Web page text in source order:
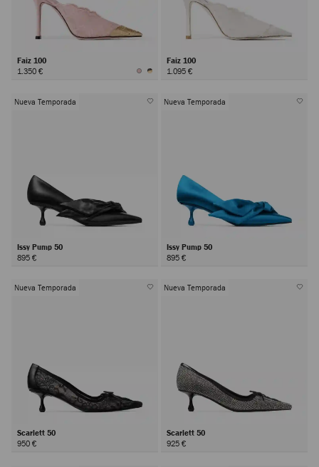
Faiz 100
1.350 €
Faiz 100
1.095 €
Nueva Temporada
Issy Pump 50
895 €
Nueva Temporada
Issy Pump 50
895 €
Nueva Temporada
Scarlett 50
950 €
Nueva Temporada
Scarlett 50
925 €